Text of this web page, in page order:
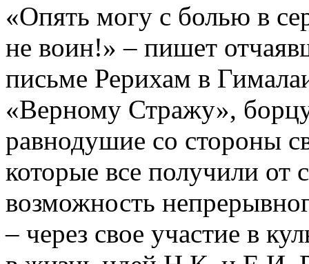
«Опять могу с болью в
не воин!» – пишет
письме Рерихам в
«Верному Стражу»,
равнодушие со стороны
которые все получили от
возможность
– через свое участие в